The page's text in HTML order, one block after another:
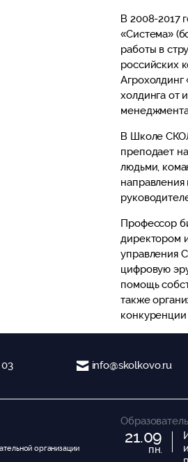
В 2008-2017
«Система»
работы в
российских
холдинга от
В Школе
преподает
людьми,
направления
Профессор
директором
управления
цифровую
помощь
также
info@skolkovo.ru
организации
21.09
пн.